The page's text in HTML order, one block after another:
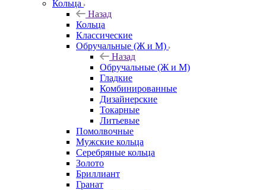
Кольца
Назад
Кольца
Классические
Обручальные (Ж и М)
Назад
Обручальные (Ж и М)
Гладкие
Комбинированные
Дизайнерские
Токарные
Литьевые
Помолвочные
Мужские кольца
Серебряные кольца
Золото
Бриллиант
Гранат